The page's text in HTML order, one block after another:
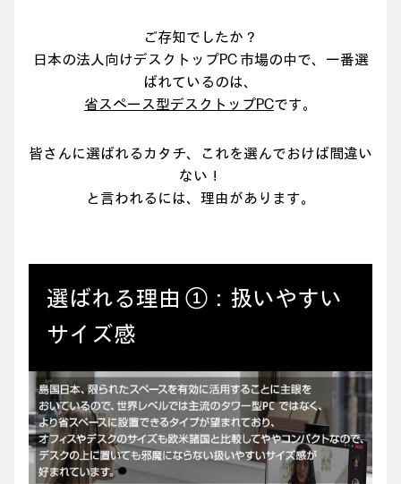
ご存知でしたか？
日本の法人向けデスクトップPC 市場の中で、一番選
ばれているのは、
省スペース型デスクトップPCです。
皆さんに選ばれるカタチ、これを選んでおけば間違い
ない！
と言われるには、理由があります。
選ばれる理由 ①：扱いやすい
サイズ感